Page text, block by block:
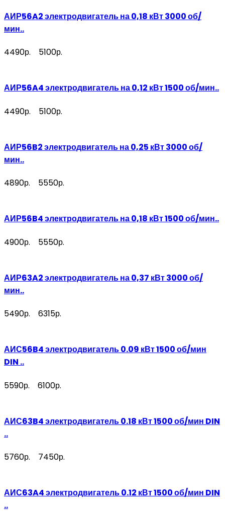
АИР56A2 электродвигатель на 0,18 кВт 3000 об/
мин..
4490р. 5100р.
АИР56A4 электродвигатель на 0,12 кВт 1500 об/мин..
4490р. 5100р.
АИР56B2 электродвигатель на 0,25 кВт 3000 об/
мин..
4890р. 5550р.
АИР56B4 электродвигатель на 0,18 кВт 1500 об/мин..
4900р. 5550р.
АИР63A2 электродвигатель на 0,37 кВт 3000 об/
мин..
5490р. 6315р.
АИС56B4 электродвигатель 0.09 кВт 1500 об/мин
DIN ..
5590р. 6100р.
АИС63B4 электродвигатель 0.18 кВт 1500 об/мин DIN
..
5760р. 7450р.
АИС63A4 электродвигатель 0.12 кВт 1500 об/мин DIN
..